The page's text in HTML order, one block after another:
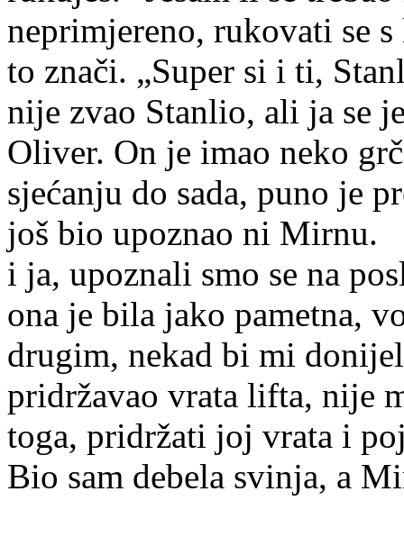
neprimjereno, rukovati se
to znači. „Super si i ti,
nije zvao Stanlio, ali ja se
Oliver. On je imao neko
sjećanju do sada, puno je
još bio
i ja, upoznali smo se na
ona je bila jako pametna,
drugim, nekad bi mi
pridržavao vrata lifta, nije
toga, pridržati joj vrata i
Bio sam debela svinja, a